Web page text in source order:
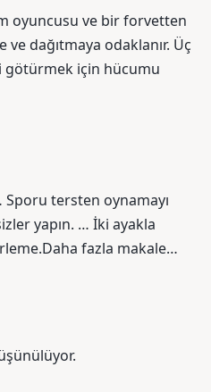
oyuncusu ve bir forvetten
dağıtmaya odaklanır. Üç
götürmek için hücumu
tersten oynamayı
yapın. … İki ayakla
fazla makale…